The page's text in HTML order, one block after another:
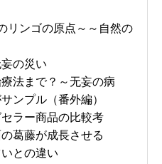
リンゴの原点～～自然の
の災い
法まで？～无妄の病
ンプル（番外編）
ラー商品の比較考
葛藤が成長させる
との違い